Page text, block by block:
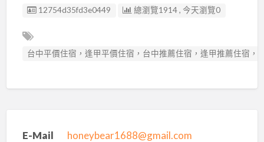
廣告编號
12754d35fd3e0449 總瀏覽1914 , 今天瀏覽0
台中平價住宿，逢甲平價住宿，台中推薦住宿，逢甲推薦住宿
E-Mail
honeybear1688@gmail.com